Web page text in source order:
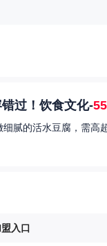
过！饮食文化-
腻的活水豆腐，需高
入口